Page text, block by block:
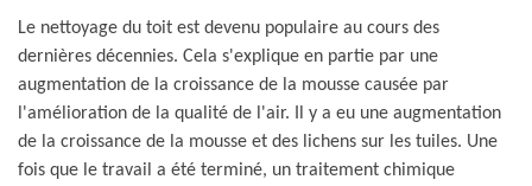
Le nettoyage du toit est devenu populaire au cours des
dernières décennies. Cela s'explique en partie par une
augmentation de la croissance de la mousse causée par
l'amélioration de la qualité de l'air. Il y a eu une augmentation
de la croissance de la mousse et des lichens sur les tuiles. Une
fois que le travail a été terminé, un traitement chimique